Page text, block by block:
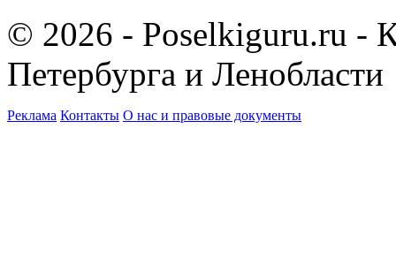
© 2026 - Poselkiguru.ru -
Петербурга и Ленобласти
Реклама Контакты О нас и правовые документы